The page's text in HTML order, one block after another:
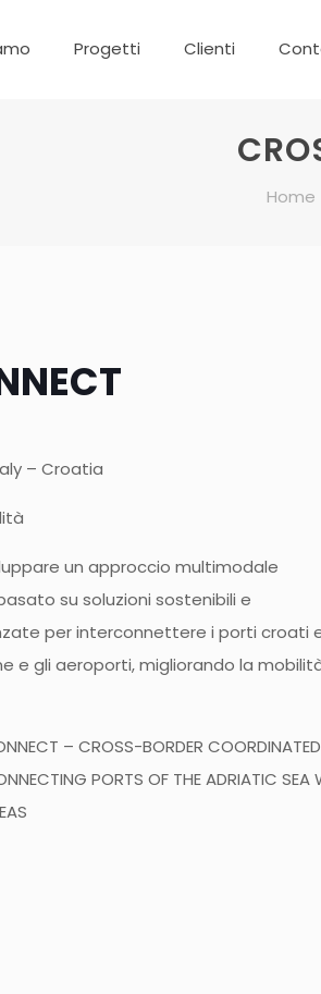
Progetti Clienti
Home
– Croatia
un approccio multimodale
su soluzioni sostenibili e
per interconnettere i porti croati
e gli aeroporti, migliorando la
– CROSS-BORDER
PORTS OF THE ADRIATIC SEA